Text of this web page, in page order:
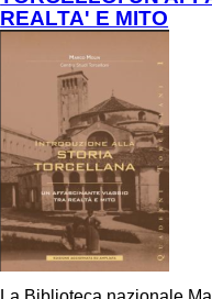
REALTA' E MITO